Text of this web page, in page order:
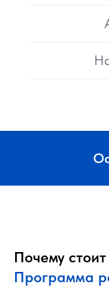
Почему
Программа